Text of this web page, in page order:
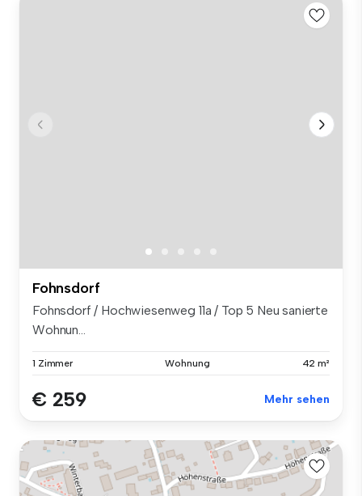
Fohnsdorf
Fohnsdorf / Hochwiesenweg 11a / Top 5 Neu sanierte
Wohnun...
1 Zimmer Wohnung 42 m²
€ 259 Mehr sehen